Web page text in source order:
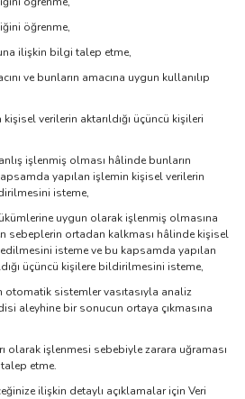
öğrenme,
ilişkin bilgi talep etme,
ve bunların amacına uygun kullanılıp
kişisel verilerin aktarıldığı üçüncü kişileri
işlenmiş olması hâlinde bunların
yapılan işlemin kişisel verilerin
isteme,
uygun olarak işlenmiş olmasına
sebeplerin ortadan kalkması hâlinde kişisel
isteme ve bu kapsamda yapılan
üçüncü kişilere bildirilmesini isteme,
otomatik sistemler vasıtasıyla analiz
aleyhine bir sonucun ortaya çıkmasına
olarak işlenmesi sebebiyle zarara uğraması
etme.
ilişkin detaylı açıklamalar için Veri